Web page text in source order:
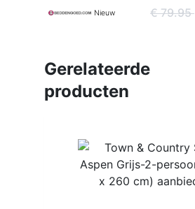
Nieuw € 79.95
Gerelateerde
producten